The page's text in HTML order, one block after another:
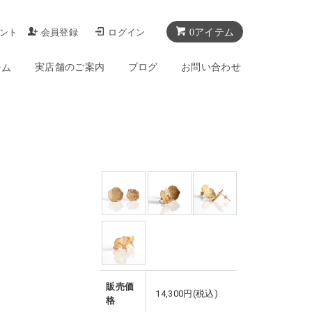
0アイテム
ト 会員登録 ログイン
実店舗のご案内 ブログ お問い合わせ
販売価
格
14,300円(税込)